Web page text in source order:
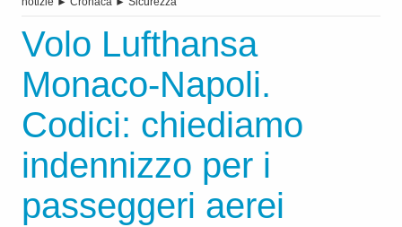
Volo Lufthansa
Monaco-Napoli.
Codici: chiediamo
indennizzo per i
passeggeri aerei